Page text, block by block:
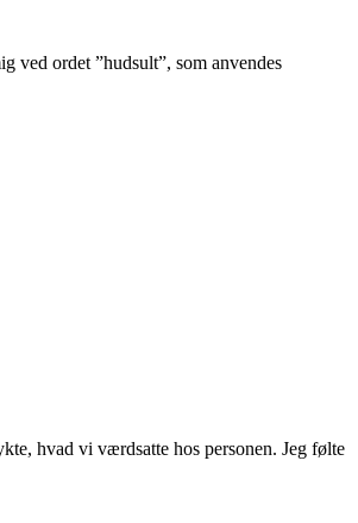
ved ordet ”hudsult”, som anvendes
hvad vi værdsatte hos personen. Jeg følte